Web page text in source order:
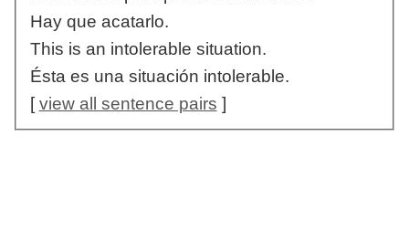
Hay que acatarlo.
This is an intolerable situation.
Ésta es una situación intolerable.
[view all sentence pairs ]